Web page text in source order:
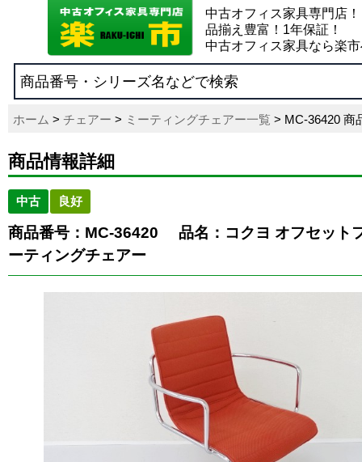
中古オフィス家具専門店！
品揃え豊富！1年保証！
中古オフィス家具なら楽
ホーム > チェアー > ミーティングチェアー一覧 > MC-36420 商
商品情報詳細
中古 良好
商品番号：MC-36420
品名：コクヨ オフセット
ーティングチェアー